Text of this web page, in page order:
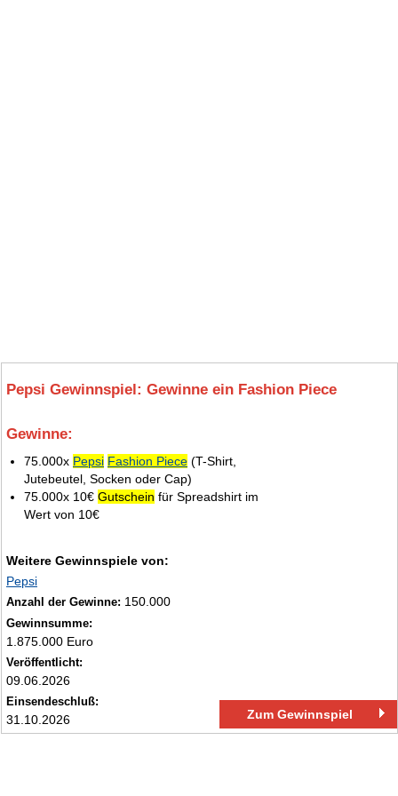
Pepsi Gewinnspiel: Gewinne ein Fashion Piece
Gewinne:
75.000x Pepsi Fashion Piece (T-Shirt,
Jutebeutel, Socken oder Cap)
75.000x 10€ Gutschein für Spreadshirt im
Wert von 10€
Weitere Gewinnspiele von:
Pepsi
Anzahl der Gewinne: 150.000
Gewinnsumme:
1.875.000 Euro
Veröffentlicht:
09.06.2026
Einsendeschluß:
31.10.2026 Zum Gewinnspiel